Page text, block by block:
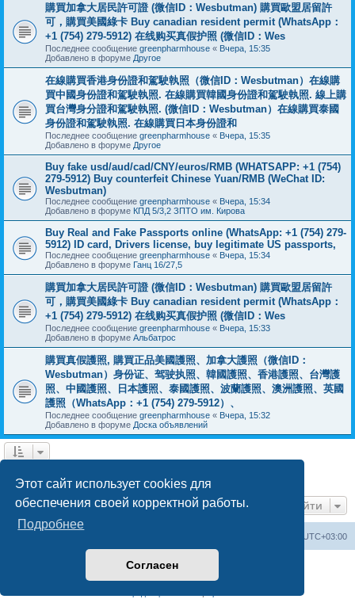
Этот сайт использует cookies для
обеспечения своей корректной работы.
Подробнее
Согласен
購買加拿大居民許可證 (微信ID：Wesbutman) 購買歐盟居留許
可，購買美國綠卡 Buy canadian resident permit (WhatsApp：
+1 (754) 279-5912) 在线购买真假护照 (微信ID：Wes
Последнее сообщение greenpharmhouse « Вчера, 15:35
Добавлено в форуме Другое
在線購買香港身份證和駕駛執照（微信ID：Wesbutman）在線購
買中國身份證和駕駛執照. 在線購買韓國身份證和駕駛執照. 線上購
買台灣身分證和駕駛執照. (微信ID：Wesbutman）在線購買泰國
身份證和駕駛執照. 在線購買日本身份證和
Последнее сообщение greenpharmhouse « Вчера, 15:35
Добавлено в форуме Другое
Buy fake usd/aud/cad/CNY/euros/RMB (WHATSAPP: +1 (754)
279-5912) Buy counterfeit Chinese Yuan/RMB (WeChat ID:
Wesbutman)
Последнее сообщение greenpharmhouse « Вчера, 15:34
Добавлено в форуме КПД 5/3,2 ЗПТО им. Кирова
Buy Real and Fake Passports online (WhatsApp: +1 (754) 279-
5912) ID card, Drivers license, buy legitimate US passports,
Последнее сообщение greenpharmhouse « Вчера, 15:34
Добавлено в форуме Ганц 16/27,5
購買加拿大居民許可證 (微信ID：Wesbutman) 購買歐盟居留許
可，購買美國綠卡 Buy canadian resident permit (WhatsApp：
+1 (754) 279-5912) 在线购买真假护照 (微信ID：Wes
Последнее сообщение greenpharmhouse « Вчера, 15:33
Добавлено в форуме Альбатрос
購買真假護照, 購買正品美國護照、加拿大護照（微信ID：
Wesbutman）身份证、驾驶执照、韓國護照、香港護照、台灣護
照、中國護照、日本護照、泰國護照、波蘭護照、澳洲護照、英國
護照（WhatsApp：+1 (754) 279-5912）、
Последнее сообщение greenpharmhouse « Вчера, 15:32
Добавлено в форуме Доска объявлений
Перейти
UTC+03:00
Создано на основеphpBB® Forum Software © phpBB Limited
Русская поддержка phpBB